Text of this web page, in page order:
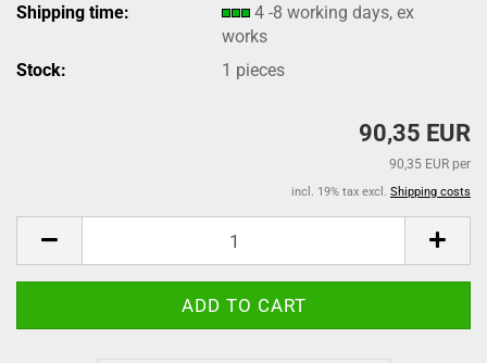
Shipping time:
4 -8 working days, ex
works
Stock:
1 pieces
90,35 EUR
90,35 EUR per
incl. 19% tax excl. Shipping costs